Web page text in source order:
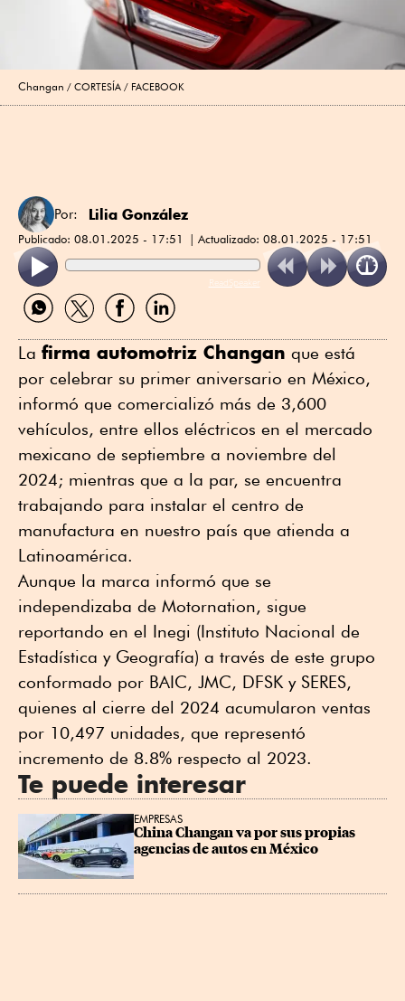
Changan CORTESÍA / FACEBOOK
Por: Lilia González
Publicado: 08.01.2025 - 17:51 Actualizado: 08.01.2025 - 17:51
ReadSpeaker
Compartir
por
Compartir
por
Compartir
por
Compartir
por
La firma automotriz Changan que está
por celebrar su primer aniversario en México,
informó que comercializó más de 3,600
vehículos, entre ellos eléctricos en el mercado
mexicano de septiembre a noviembre del
2024; mientras que a la par, se encuentra
trabajando para instalar el centro de
manufactura en nuestro país que atienda a
Latinoamérica.
Aunque la marca informó que se
independizaba de Motornation, sigue
reportando en el Inegi (Instituto Nacional de
Estadística y Geografía) a través de este grupo
conformado por BAIC, JMC, DFSK y SERES,
quienes al cierre del 2024 acumularon ventas
por 10,497 unidades, que representó
incremento de 8.8% respecto al 2023.
Te puede interesar
EMPRESAS
China Changan va por sus propias
agencias de autos en México